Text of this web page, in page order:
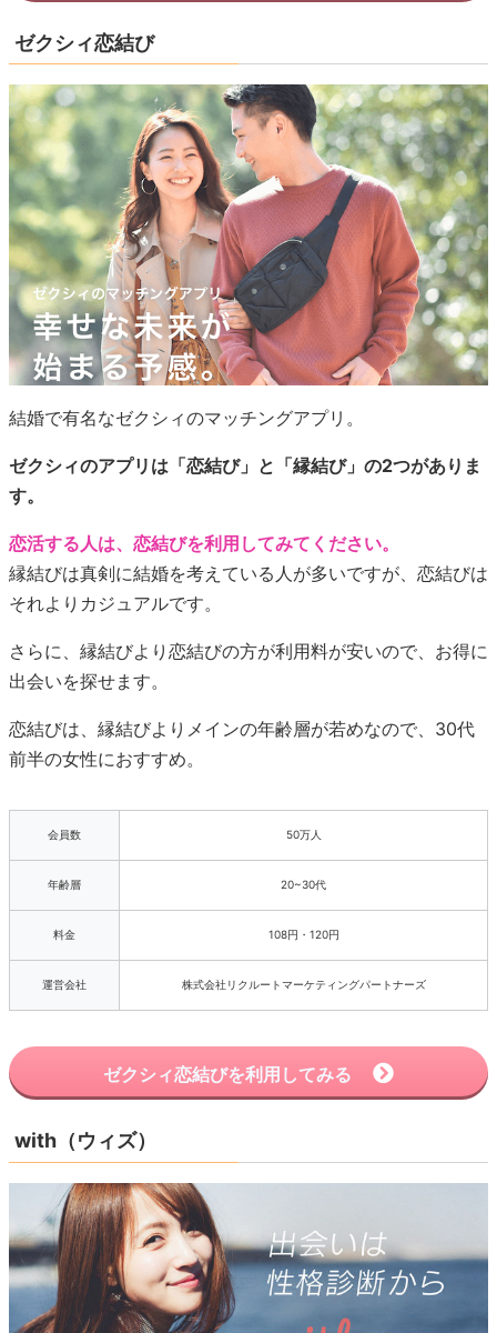
ゼクシィ恋結び
結婚で有名なゼクシィのマッチングアプリ。
ゼクシィのアプリは「恋結び」と「縁結び」の2つがありま
す。
恋活する人は、恋結びを利用してみてください。
縁結びは真剣に結婚を考えている人が多いですが、恋結びは
それよりカジュアルです。
さらに、縁結びより恋結びの方が利用料が安いので、お得に
出会いを探せます。
恋結びは、縁結びよりメインの年齢層が若めなので、30代
前半の女性におすすめ。
会員数 50万人
年齢層 20~30代
料金 108円・120円
運営会社 株式会社リクルートマーケティングパートナーズ
ゼクシィ恋結びを利用してみる
with（ウィズ）